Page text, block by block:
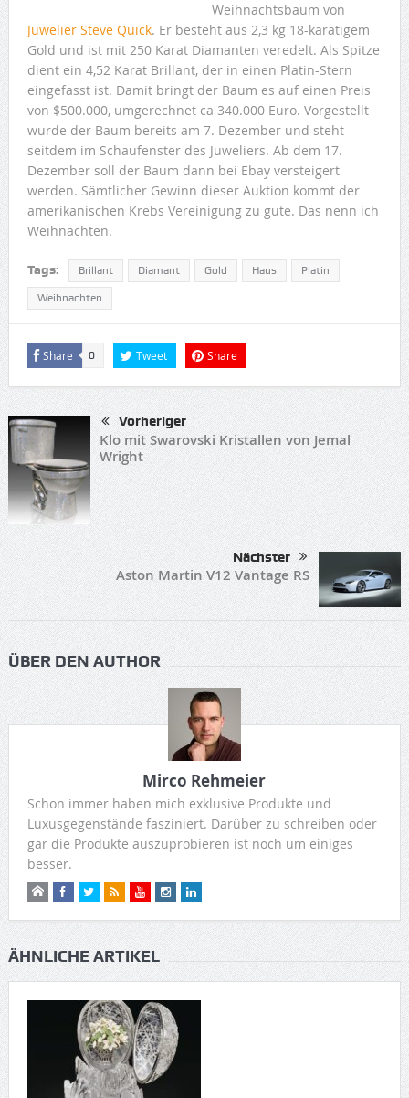
Weihnachtsbaum von
Juwelier Steve Quick. Er besteht aus 2,3 kg 18-karätigem
Gold und ist mit 250 Karat Diamanten veredelt. Als Spitze
dient ein 4,52 Karat Brillant, der in einen Platin-Stern
eingefasst ist. Damit bringt der Baum es auf einen Preis
von $500.000, umgerechnet ca 340.000 Euro. Vorgestellt
wurde der Baum bereits am 7. Dezember und steht
seitdem im Schaufenster des Juweliers. Ab dem 17.
Dezember soll der Baum dann bei Ebay versteigert
werden. Sämtlicher Gewinn dieser Auktion kommt der
amerikanischen Krebs Vereinigung zu gute. Das nenn ich
Weihnachten.
Tags: Brillant Diamant Gold Haus Platin
Weihnachten
Share 0 Tweet Share
Vorheriger
Klo mit Swarovski Kristallen von Jemal
Wright
Nächster
Aston Martin V12 Vantage RS
ÜBER DEN AUTHOR
Mirco Rehmeier
Schon immer haben mich exklusive Produkte und
Luxusgegenstände fasziniert. Darüber zu schreiben oder
gar die Produkte auszuprobieren ist noch um einiges
besser.
ÄHNLICHE ARTIKEL